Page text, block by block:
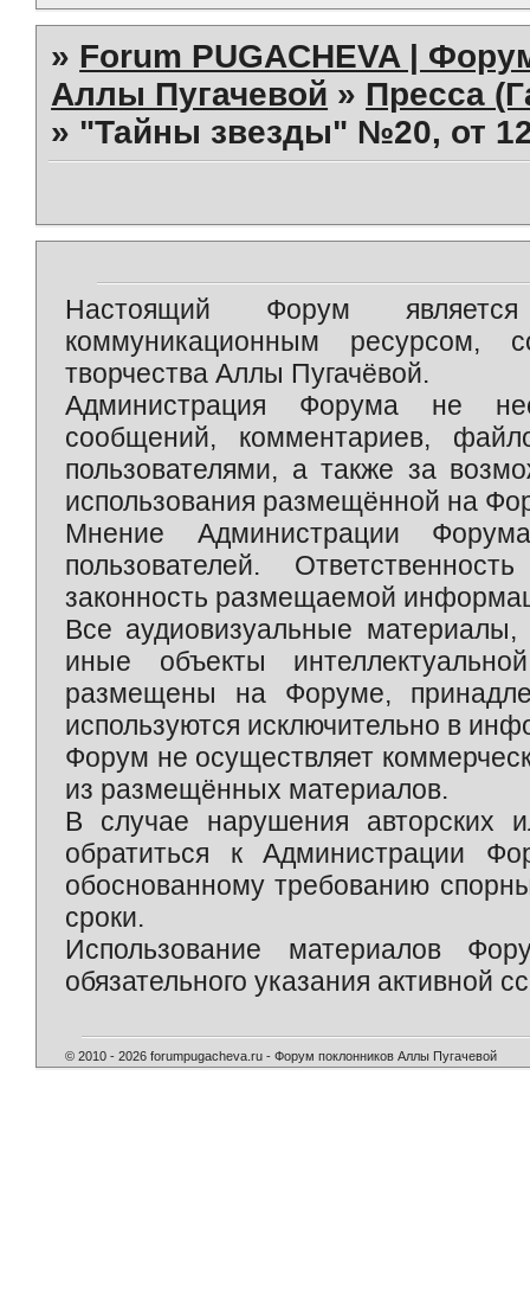
» Forum PUGACHEVA |
Аллы Пугачевой » Пресса
» "Тайны звезды" №20, от
Настоящий Форум является
коммуникационным ресурсом,
творчества Аллы Пугачёвой.
Администрация Форума не
сообщений, комментариев,
пользователями, а также за
использования размещённой на
Мнение Администрации
пользователей.
законность размещаемой
Все аудиовизуальные
иные объекты
размещены на Форуме,
используются исключительно в
Форум не осуществляет
из размещённых материалов.
В случае нарушения авторских
обратиться к Администрации
обоснованному требованию
сроки.
Использование материалов
обязательного указания активной
© 2010 - 2026 forumpugacheva.ru - Форум поклонников Аллы Пугачевой